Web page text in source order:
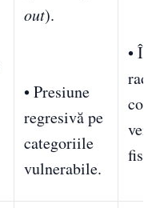
out).
• Presiune
regresivă pe
categoriile
vulnerabile.
•